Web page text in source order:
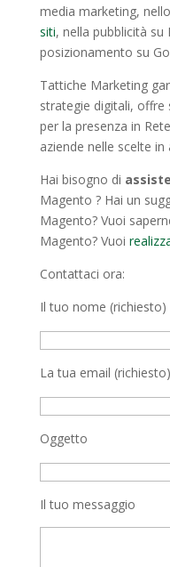
media marketing,
siti, nella pubblicità su
posizionamento su
Tattiche Marketing
strategie digitali, offre
per la presenza in
aziende nelle scelte
Hai bisogno di
Magento ? Hai un
Magento? Vuoi
Magento? Vuoi
Contattaci ora:
Il tuo nome (richiesto)
La tua email (richiesto)
Oggetto
Il tuo messaggio